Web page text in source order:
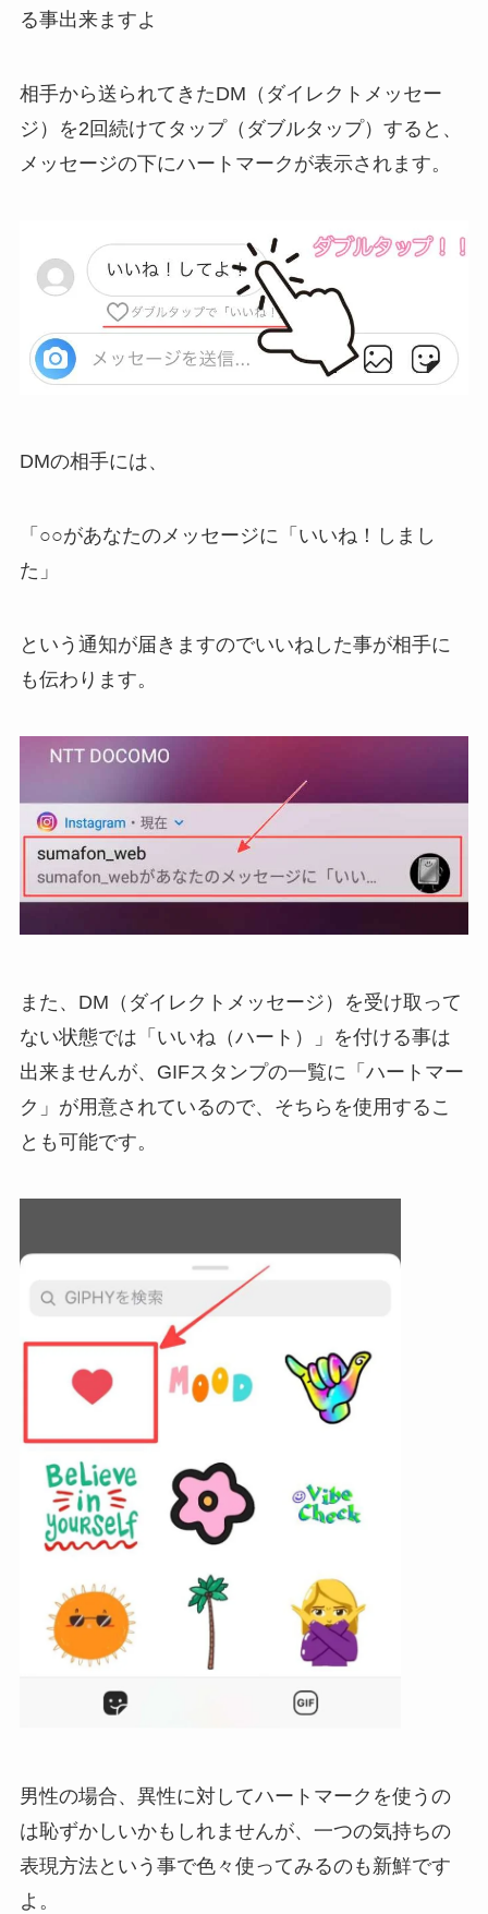
る事出来ますよ
相手から送られてきたDM（ダイレクトメッセー
ジ）を2回続けてタップ（ダブルタップ）すると、
メッセージの下にハートマークが表示されます。
DMの相手には、
「○○があなたのメッセージに「いいね！しまし
た」
という通知が届きますのでいいねした事が相手に
も伝わります。
また、DM（ダイレクトメッセージ）を受け取って
ない状態では「いいね（ハート）」を付ける事は
出来ませんが、 GIFスタンプの一覧に「ハートマー
ク」が用意されているので、そちらを使用するこ
とも可能です。
男性の場合、異性に対してハートマークを使うの
は恥ずかしいかもしれませんが、一つの気持ちの
表現方法という事で色々使ってみるのも新鮮です
よ。